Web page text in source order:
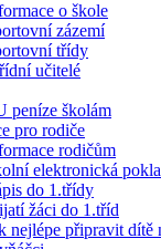
o škole
zázemí
třídy
učitelé
peníze školám
pro rodiče
rodičům
elektronická
do 1.třídy
žáci do 1.tříd
nejlépe připravit dítě